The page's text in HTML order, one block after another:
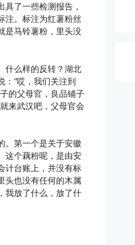
了一些检测报告，
注。标注为红薯粉丝
是马铃薯粉，里头没
什么样的反转？湖北
：“哎，我们关注到
的父母官，良品铺子
来武汉吧，父母官会
。第一个是关于安徽
这个藕粉呢，是由安
计台账上，并没有标
头也没有任何的木属
我放了什么，放了什